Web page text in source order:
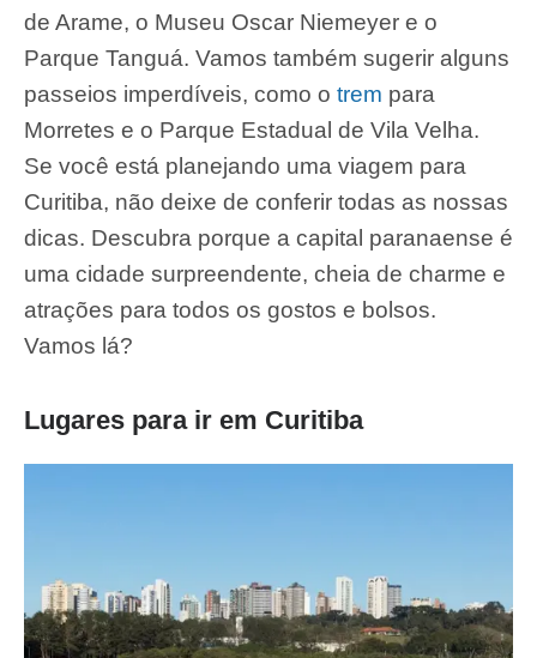
de Arame, o Museu Oscar Niemeyer e o
Parque Tanguá. Vamos também sugerir alguns
passeios imperdíveis, como o trem para
Morretes e o Parque Estadual de Vila Velha.
Se você está planejando uma viagem para
Curitiba, não deixe de conferir todas as nossas
dicas. Descubra porque a capital paranaense é
uma cidade surpreendente, cheia de charme e
atrações para todos os gostos e bolsos.
Vamos lá?
Lugares para ir em Curitiba